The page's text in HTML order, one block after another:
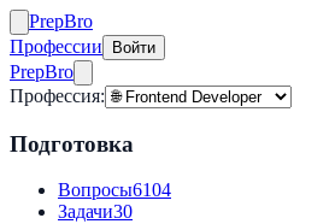
PrepBro
Профессии
Войти
PrepBro
Профессия:
Подготовка
Вопросы6104
Задачи30